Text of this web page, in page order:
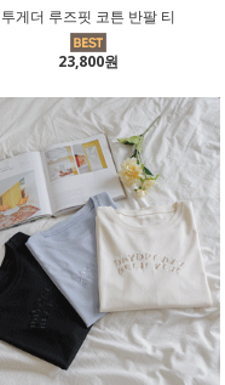
투게더 루즈핏 코튼 반팔 티
23,800원